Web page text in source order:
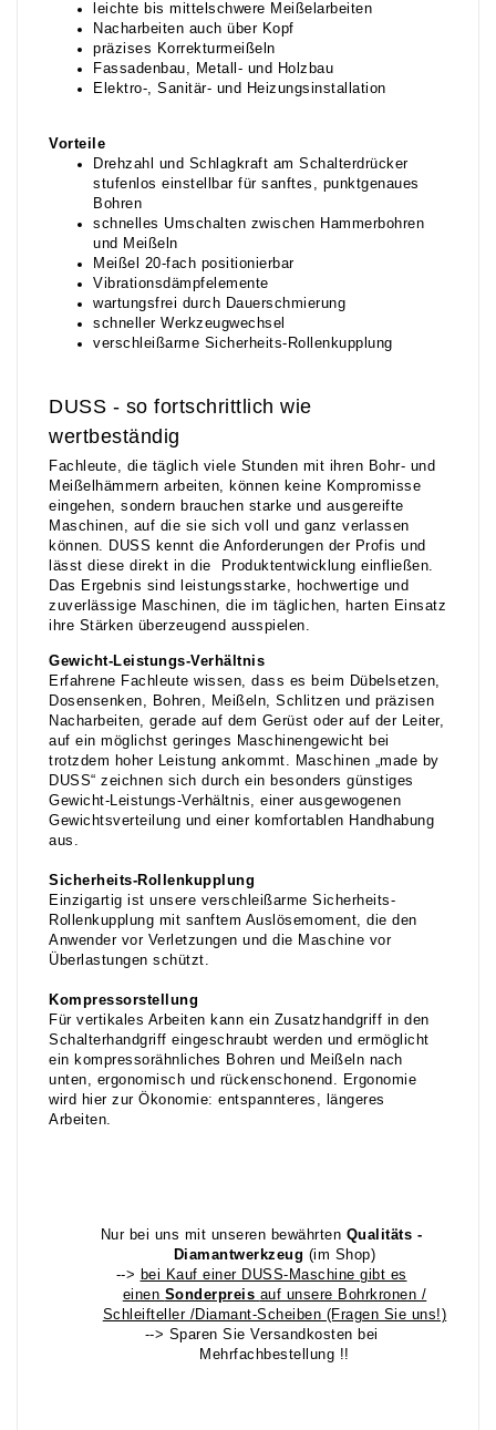
leichte bis mittelschwere Meißelarbeiten
Nacharbeiten auch über Kopf
präzises Korrekturmeißeln
Fassadenbau, Metall- und Holzbau
Elektro-, Sanitär- und Heizungsinstallation
Vorteile
Drehzahl und Schlagkraft am Schalterdrücker
stufenlos einstellbar für sanftes, punktgenaues
Bohren
schnelles Umschalten zwischen Hammerbohren
und Meißeln
Meißel 20-fach positionierbar
Vibrationsdämpfelemente
wartungsfrei durch Dauerschmierung
schneller Werkzeugwechsel
verschleißarme Sicherheits-Rollenkupplung
DUSS - so fortschrittlich wie
wertbeständig
Fachleute, die täglich viele Stunden mit ihren Bohr- und
Meißelhämmern arbeiten, können keine Kompromisse
eingehen, sondern brauchen starke und ausgereifte
Maschinen, auf die sie sich voll und ganz verlassen
können. DUSS kennt die Anforderungen der Profis und
lässt diese direkt in die Produktentwicklung einfließen.
Das Ergebnis sind leistungsstarke, hochwertige und
zuverlässige Maschinen, die im täglichen, harten Einsatz
ihre Stärken überzeugend ausspielen.
Gewicht-Leistungs-Verhältnis
Erfahrene Fachleute wissen, dass es beim Dübelsetzen,
Dosensenken, Bohren, Meißeln, Schlitzen und präzisen
Nacharbeiten, gerade auf dem Gerüst oder auf der Leiter,
auf ein möglichst geringes Maschinengewicht bei
trotzdem hoher Leistung ankommt. Maschinen „made by
DUSS“ zeichnen sich durch ein besonders günstiges
Gewicht-Leistungs-Verhältnis, einer ausgewogenen
Gewichtsverteilung und einer komfortablen Handhabung
aus.
Sicherheits-Rollenkupplung
Einzigartig ist unsere verschleißarme Sicherheits-
Rollenkupplung mit sanftem Auslösemoment, die den
Anwender vor Verletzungen und die Maschine vor
Überlastungen schützt.
Kompressorstellung
Für vertikales Arbeiten kann ein Zusatzhandgriff in den
Schalterhandgriff eingeschraubt werden und ermöglicht
ein kompressorähnliches Bohren und Meißeln nach
unten, ergonomisch und rückenschonend. Ergonomie
wird hier zur Ökonomie: entspannteres, längeres
Arbeiten.
Nur bei uns mit unseren bewährten Qualitäts -
Diamantwerkzeug (im Shop)
--> bei Kauf einer DUSS-Maschine gibt es
einen Sonderpreis auf unsere Bohrkronen /
Schleifteller /Diamant-Scheiben (Fragen Sie uns!)
--> Sparen Sie Versandkosten bei
Mehrfachbestellung !!